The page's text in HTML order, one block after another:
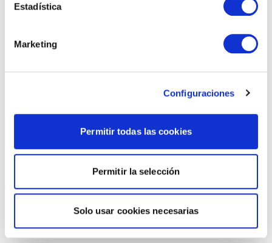
Estadística
Marketing
Configuraciones
Permitir todas las cookies
Permitir la selección
Solo usar cookies necesarias